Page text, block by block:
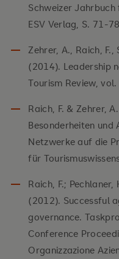
Schweizer
ESV Verlag, S. 71-
Zehrer, A., Raich, F.,
(2014). Leadership
Tourism Review,
Raich, F. & Zehrer,
Besonderheiten
Netzwerke auf die
für
Raich, F.;
(2012). Successful
governance.
Conference
Organizzazione